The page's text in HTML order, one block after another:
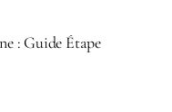
: Guide Étape